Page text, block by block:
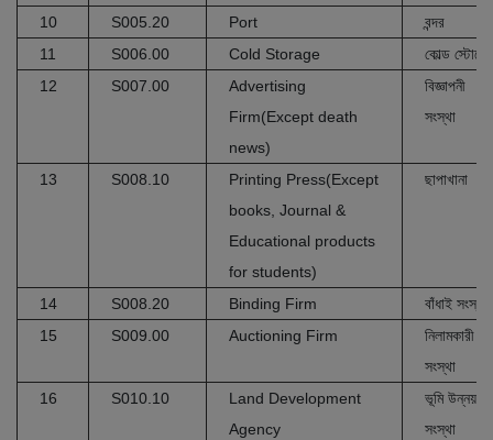
10
S005.20 Port
বন্দর
11
S006.00 Cold Storage
কোল্ড স্টোরেজ
12
S007.00
Advertising
Firm(Except death
news)
বিজ্ঞাপনী
সংস্থা
13 S008.10
Printing Press(Except
books, Journal &
Educational products
for students)
ছাপাখানা
14 S008.20 Binding Firm
বাঁধাই সংস্থা
15
S009.00 Auctioning Firm
নিলামকারী
সংস্থা
16
S010.10
Land Development
Agency
ভূমি উন্নয়ন
সংস্থা